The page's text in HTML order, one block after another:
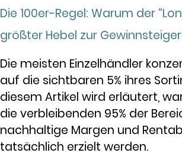
Die 100er-Regel: Warum der
größter Hebel zur
Die meisten Einzelhändler
auf die sichtbaren 5% ihres
diesem Artikel wird erläutert,
die verbleibenden 95% der
nachhaltige Margen und
tatsächlich erzielt werden.